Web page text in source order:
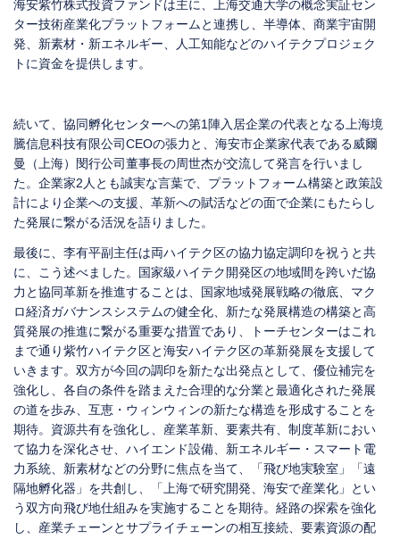
海安紫竹株式投資ファンドは主に、上海交通大学の概念実証セン
ター技術産業化プラットフォームと連携し、半導体、商業宇宙開
発、新素材・新エネルギー、人工知能などのハイテクプロジェク
トに資金を提供します。
続いて、協同孵化センターへの第1陣入居企業の代表となる上海境
騰信息科技有限公司CEOの張力と、海安市企業家代表である威爾
曼（上海）閔行公司董事長の周世杰が交流して発言を行いまし
た。企業家2人とも誠実な言葉で、プラットフォーム構築と政策設
計により企業への支援、革新への賦活などの面で企業にもたらし
た発展に繋がる活況を語りました。
最後に、李有平副主任は両ハイテク区の協力協定調印を祝うと共
に、こう述べました。国家級ハイテク開発区の地域間を跨いだ協
力と協同革新を推進することは、国家地域発展戦略の徹底、マク
ロ経済ガバナンスシステムの健全化、新たな発展構造の構築と高
質発展の推進に繋がる重要な措置であり、トーチセンターはこれ
まで通り紫竹ハイテク区と海安ハイテク区の革新発展を支援して
いきます。双方が今回の調印を新たな出発点として、優位補完を
強化し、各自の条件を踏まえた合理的な分業と最適化された発展
の道を歩み、互恵・ウィンウィンの新たな構造を形成することを
期待。資源共有を強化し、産業革新、要素共有、制度革新におい
て協力を深化させ、ハイエンド設備、新エネルギー・スマート電
力系統、新素材などの分野に焦点を当て、「飛び地実験室」「遠
隔地孵化器」を共創し、「上海で研究開発、海安で産業化」とい
う双方向飛び地仕組みを実施することを期待。経路の探索を強化
し、産業チェーンとサプライチェーンの相互接続、要素資源の配